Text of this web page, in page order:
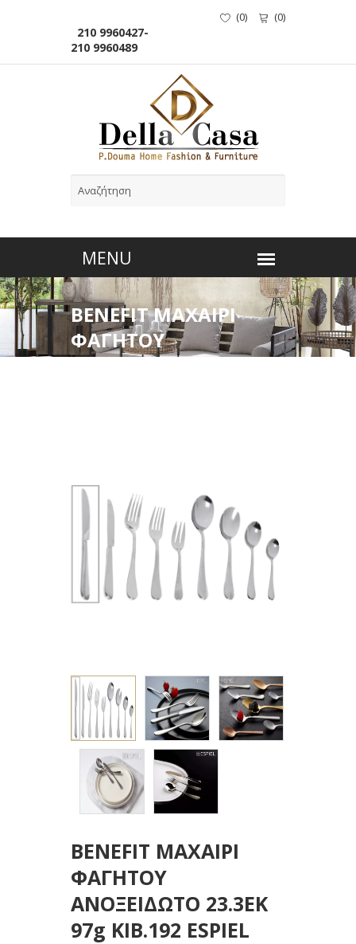
210 9960427-
210 9960489
(0) (0)
BENEFIT ΜΑΧΑΙΡΙ
ΦΑΓΗΤΟΥ
ΑΝΟΞΕΙΔΩΤΟ 23.3ΕΚ
BENEFIT ΜΑΧΑΙΡΙ
ΦΑΓΗΤΟΥ
ΑΝΟΞΕΙΔΩΤΟ 23.3ΕΚ
97g KIB.192 ESPIEL